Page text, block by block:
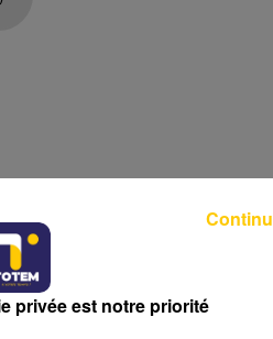
à Tulle, Brive, dans le
avec les reportages de
privée est notre priorité